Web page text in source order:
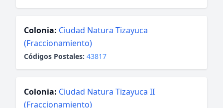
Colonia: Ciudad Natura Tizayuca
(Fraccionamiento)
Códigos Postales: 43817
Colonia: Ciudad Natura Tizayuca II
(Fraccionamiento)